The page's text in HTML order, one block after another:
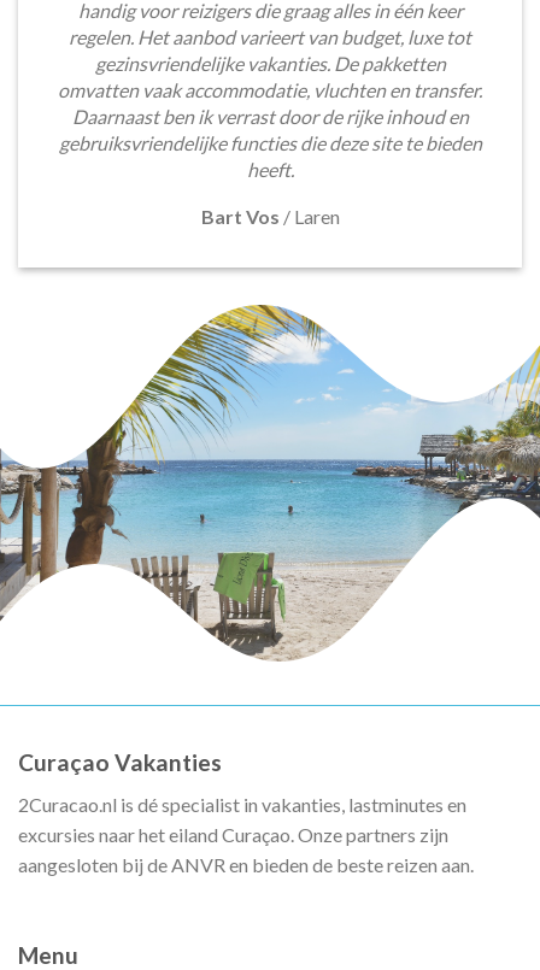
handig voor reizigers die graag alles in één keer
regelen. Het aanbod varieert van budget, luxe tot
gezinsvriendelijke vakanties. De pakketten
omvatten vaak accommodatie, vluchten en transfer.
Daarnaast ben ik verrast door de rijke inhoud en
gebruiksvriendelijke functies die deze site te bieden
heeft.
Bart Vos / Laren
Curaçao Vakanties
2Curacao.nl is dé specialist in vakanties, lastminutes en
excursies naar het eiland Curaçao. Onze partners zijn
aangesloten bij de ANVR en bieden de beste reizen aan.
Menu